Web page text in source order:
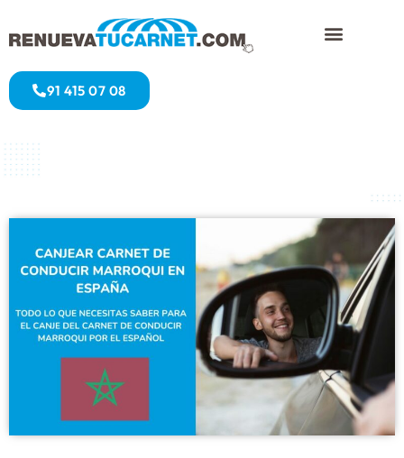
91 415 07 08